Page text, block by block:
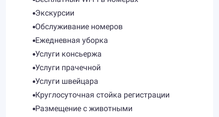
Экскурсии
Обслуживание номеров
Ежедневная уборка
Услуги консьержа
Услуги прачечной
Услуги швейцара
Круглосуточная стойка регистрации
Размещение с животными